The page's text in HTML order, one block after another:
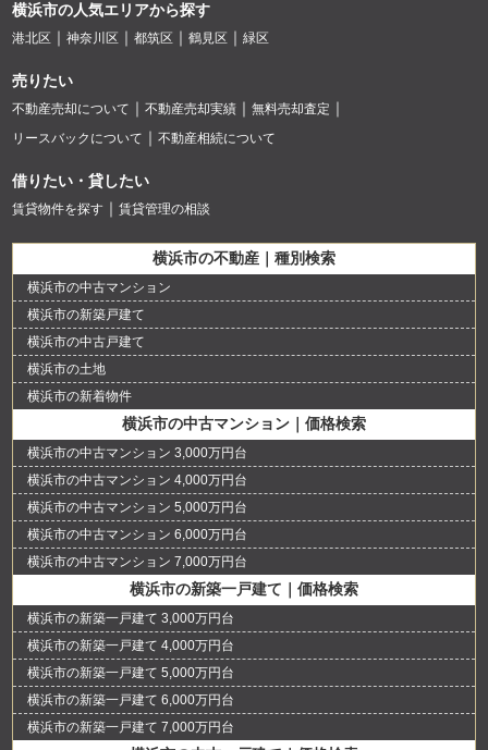
横浜市の人気エリアから探す
港北区 神奈川区 都筑区 鶴見区 緑区
売りたい
不動産売却について 不動産売却実績
無料売却査定
リースバックについて
不動産相続について
借りたい・貸したい
賃貸物件を探す 賃貸管理の相談
横浜市の不動産｜種別検索
横浜市の中古マンション
横浜市の新築戸建て
横浜市の中古戸建て
横浜市の土地
横浜市の新着物件
横浜市の中古マンション｜価格検索
横浜市の中古マンション 3,000万円台
横浜市の中古マンション 4,000万円台
横浜市の中古マンション 5,000万円台
横浜市の中古マンション 6,000万円台
横浜市の中古マンション 7,000万円台
横浜市の新築一戸建て｜価格検索
横浜市の新築一戸建て 3,000万円台
横浜市の新築一戸建て 4,000万円台
横浜市の新築一戸建て 5,000万円台
横浜市の新築一戸建て 6,000万円台
横浜市の新築一戸建て 7,000万円台